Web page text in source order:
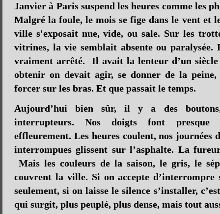
Janvier à Paris suspend les heures comme les
Malgré la foule, le mois se fige dans le vent et
ville s'exposait nue, vide, ou sale. Sur les
vitrines, la vie semblait absente ou paralysée.
vraiment arrêté. Il avait la lenteur d’un
obtenir on devait agir, se donner de la peine,
forcer sur les bras. Et que passait le temps.
Aujourd’hui bien sûr, il y a des
interrupteurs. Nos doigts font presque
effleurement. Les heures coulent, nos journées
interrompues glissent sur l’asphalte. La
Mais les couleurs de la saison, le gris, le
couvrent la ville. Si on accepte d’interrompre
seulement, si on laisse le silence s’installer,
qui surgit, plus peuplé, plus dense, mais tout